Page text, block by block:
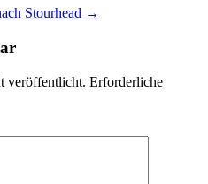
Stourhead →
veröffentlicht. Erforderliche